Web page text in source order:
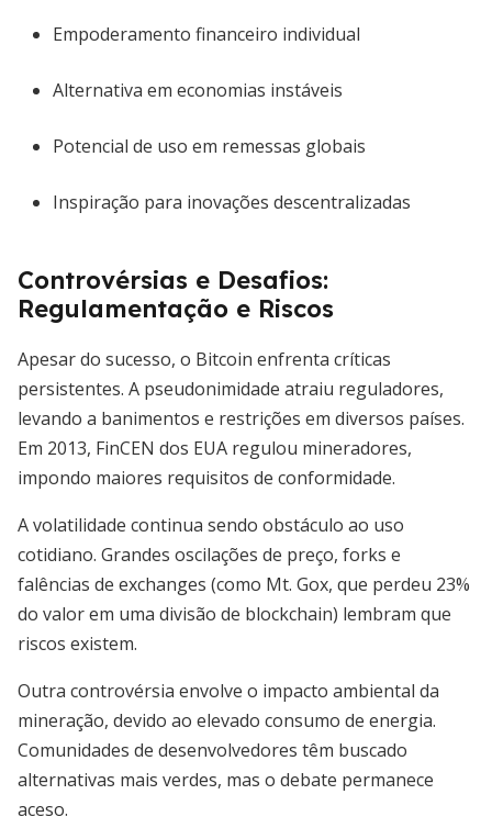
Empoderamento financeiro individual
Alternativa em economias instáveis
Potencial de uso em remessas globais
Inspiração para inovações descentralizadas
Controvérsias e Desafios:
Regulamentação e Riscos
Apesar do sucesso, o Bitcoin enfrenta críticas
persistentes. A pseudonimidade atraiu reguladores,
levando a banimentos e restrições em diversos países.
Em 2013, FinCEN dos EUA regulou mineradores,
impondo maiores requisitos de conformidade.
A volatilidade continua sendo obstáculo ao uso
cotidiano. Grandes oscilações de preço, forks e
falências de exchanges (como Mt. Gox, que perdeu 23%
do valor em uma divisão de blockchain) lembram que
riscos existem.
Outra controvérsia envolve o impacto ambiental da
mineração, devido ao elevado consumo de energia.
Comunidades de desenvolvedores têm buscado
alternativas mais verdes, mas o debate permanece
aceso.